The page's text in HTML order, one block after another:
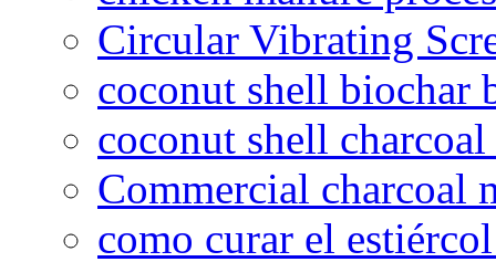
Circular Vibrating
coconut shell biochar
coconut shell
Commercial charcoal
como curar el